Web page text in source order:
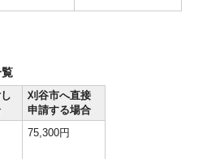
刈谷市へ直接
申請する場合
75,300円